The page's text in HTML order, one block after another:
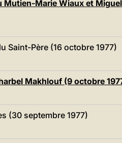
Marie Wiaux et
Saint-Père (16 octobre 1977)
Makhlouf (9 octobre
(30 septembre 1977)